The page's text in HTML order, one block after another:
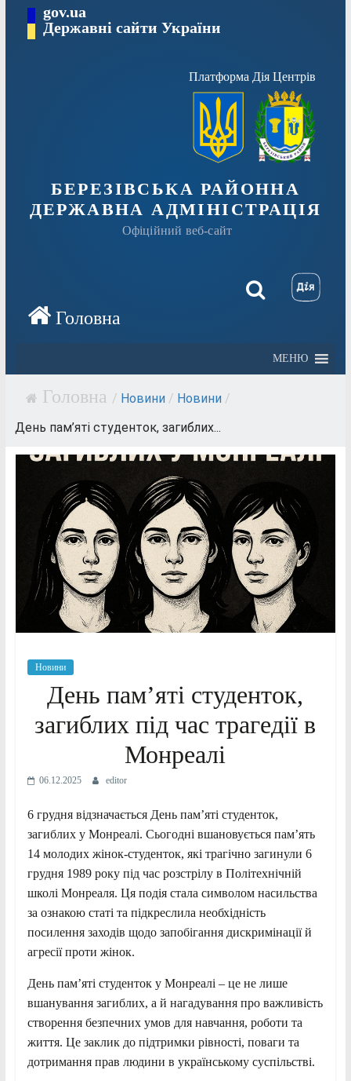
Перейтиgov.ua
Державні сайти України
Платформа Дія Центрів
БЕРЕЗІВСЬКА РАЙОННА
ДЕРЖАВНА АДМІНІСТРАЦІЯ
Офіційний веб-сайт
МЕНЮ
/ Новини / Новини /
День пам’яті студенток, загиблих...
Новини
День пам’яті студенток,
загиблих під час трагедії в
Монреалі
06.12.2025 editor
6 грудня відзначається День пам’яті студенток,
загиблих у Монреалі. Сьогодні вшановується пам’ять
14 молодих жінок-студенток, які трагічно загинули 6
грудня 1989 року під час розстрілу в Політехнічній
школі Монреаля. Ця подія стала символом насильства
за ознакою статі та підкреслила необхідність
посилення заходів щодо запобігання дискримінації й
агресії проти жінок.
День пам’яті студенток у Монреалі – це не лише
вшанування загиблих, а й нагадування про важливість
створення безпечних умов для навчання, роботи та
життя. Це заклик до підтримки рівності, поваги та
дотримання прав людини в українському суспільстві.